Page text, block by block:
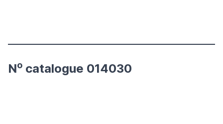
No catalogue 014030